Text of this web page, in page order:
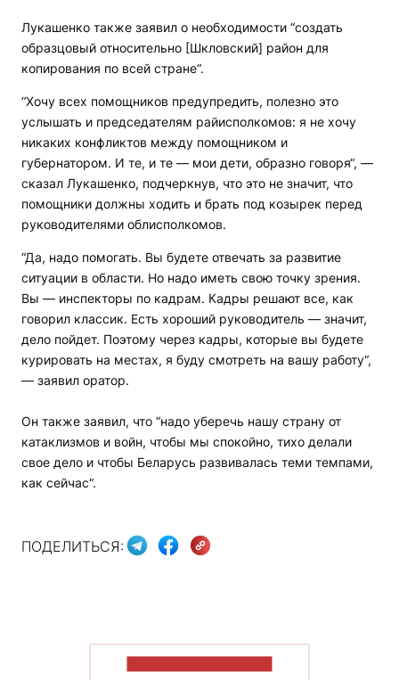
Лукашенко также заявил о необходимости “создать
образцовый относительно [Шкловский] район для
копирования по всей стране“.
“Хочу всех помощников предупредить, полезно это
услышать и председателям райисполкомов: я не хочу
никаких конфликтов между помощником и
губернатором. И те, и те — мои дети, образно говоря“, —
сказал Лукашенко, подчеркнув, что это не значит, что
помощники должны ходить и брать под козырек перед
руководителями облисполкомов.
“Да, надо помогать. Вы будете отвечать за развитие
ситуации в области. Но надо иметь свою точку зрения.
Вы — инспекторы по кадрам. Кадры решают все, как
говорил классик. Есть хороший руководитель — значит,
дело пойдет. Поэтому через кадры, которые вы будете
курировать на местах, я буду смотреть на вашу работу“,
— заявил оратор.
Он также заявил, что “надо уберечь нашу страну от
катаклизмов и войн, чтобы мы спокойно, тихо делали
свое дело и чтобы Беларусь развивалась теми темпами,
как сейчас“.
ПОДЕЛИТЬСЯ: